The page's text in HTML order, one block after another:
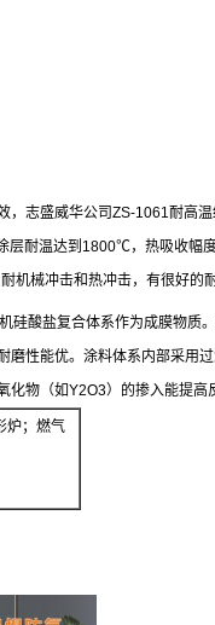
，志盛威华公司 ZS-1061耐高
层耐温达到 1800℃，热吸收幅
械冲击和热冲击，有很好
硅酸盐复合体系作为成膜物质
性能优。涂料体系内部采
化物（如Y2O3）的掺入能提高
炉；燃气